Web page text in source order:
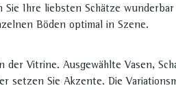
Ihre liebsten Schätze
Böden optimal in Szene.
Vitrine. Ausgewählte Vasen,
setzen Sie Akzente. Die